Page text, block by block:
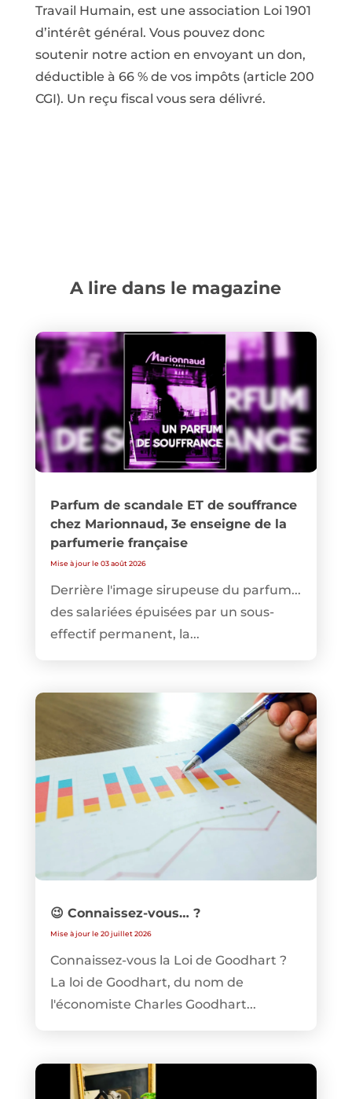
Travail Humain, est une association Loi 1901
d’intérêt général. Vous pouvez donc
soutenir notre action en envoyant un don,
déductible à 66 % de vos impôts (article 200
CGI). Un reçu fiscal vous sera délivré.
A lire dans le magazine
Parfum de scandale ET de souffrance
chez Marionnaud, 3e enseigne de la
parfumerie française
Mise à jour le 03 août 2026
Derrière l'image sirupeuse du parfum...
des salariées épuisées par un sous-
effectif permanent, la...
😉 Connaissez-vous… ?
Mise à jour le 20 juillet 2026
Connaissez-vous la Loi de Goodhart ?
La loi de Goodhart, du nom de
l'économiste Charles Goodhart...